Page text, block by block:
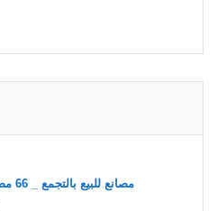
مصانع للبيع بالتجمع _ 66 مصنع للبيع بالتجمع